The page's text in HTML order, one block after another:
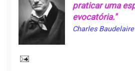
praticar uma
evocatória."
Charles Baudelaire